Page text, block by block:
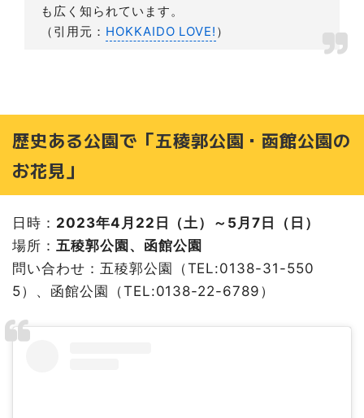
も広く知られています。
（引用元： HOKKAIDO LOVE! ）
歴史ある公園で「五稜郭公園・函館公園の
お花見」
日時： 2023年4月22日（土）～5月7日（日）
場所： 五稜郭公園、函館公園
問い合わせ：五稜郭公園（TEL:0138-31-550
5）、函館公園（TEL:0138-22-6789）